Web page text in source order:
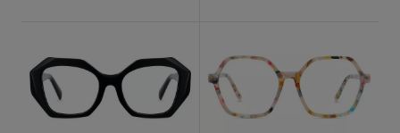
Dimensione del prodotto